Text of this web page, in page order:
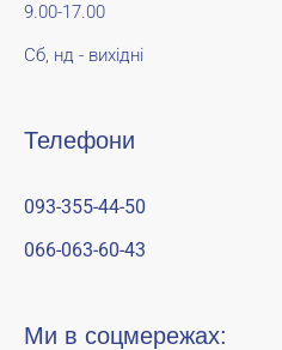
9.00-17.00
Сб, нд - вихідні
Телефони
093-355-44-50
066-063-60-43
Ми в соцмережах: